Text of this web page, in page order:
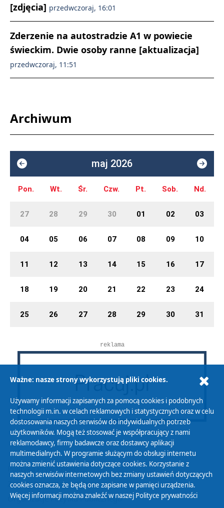
[zdjęcia] przedwczoraj, 16:01
Zderzenie na autostradzie A1 w powiecie
świeckim. Dwie osoby ranne [aktualizacja]
przedwczoraj, 11:51
Archiwum
maj 2026
Pon. Wt. Śr. Czw. Pt. Sob. Nd.
27 28 29 30 01 02 03
04 05 06 07 08 09 10
11 12 13 14 15 16 17
18 19 20 21 22 23 24
25 26 27 28 29 30 31
reklama
Polityka Prywatności
Zasady korzystania z Serwisu
Organizacje Pożytku Publicznego
Ważne: nasze strony wykorzystują pliki cookies.
Używamy informacji zapisanych za pomocą cookies i podobnych
technologii m.in. w celach reklamowych i statystycznych oraz w celu
dostosowania naszych serwisów do indywidualnych potrzeb
użytkowników. Mogą też stosować je współpracujący z nami
reklamodawcy, firmy badawcze oraz dostawcy aplikacji
multimedialnych. W programie służącym do obsługi internetu
można zmienić ustawienia dotyczące cookies. Korzystanie z
naszych serwisów internetowych bez zmiany ustawień dotyczących
cookies oznacza, że będą one zapisane w pamięci urządzenia.
Więcej informacji można znaleźć w naszej Polityce prywatności